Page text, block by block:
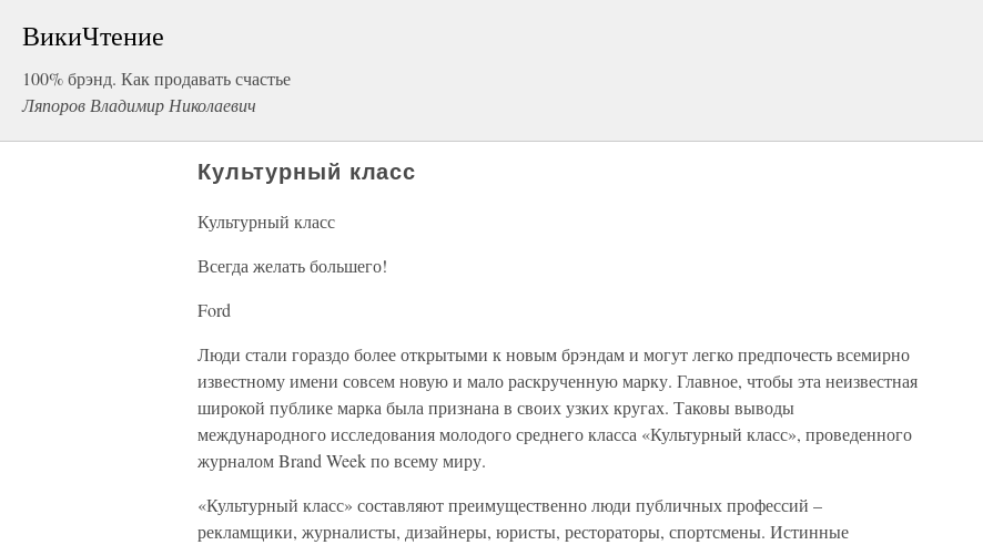
ВикиЧтение
100% брэнд. Как продавать счастье
Ляпоров Владимир Николаевич
Культурный класс
Культурный класс
Всегда желать большего!
Ford
Люди стали гораздо более открытыми к новым брэндам и могут легко предпочесть всемирно
известному имени совсем новую и мало раскрученную марку. Главное, чтобы эта неизвестная
широкой публике марка была признана в своих узких кругах. Таковы выводы
международного исследования молодого среднего класса «Культурный класс», проведенного
журналом Brand Week по всему миру.
«Культурный класс» составляют преимущественно люди публичных профессий –
рекламщики, журналисты, дизайнеры, юристы, рестораторы, спортсмены. Истинные